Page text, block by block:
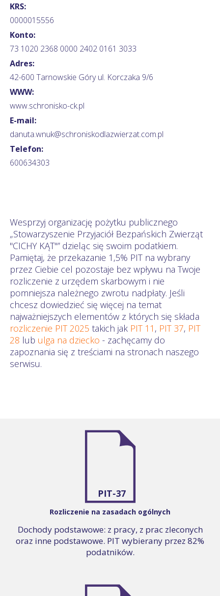
KRS:
0000015556
Konto:
73 1020 2368 0000 2402 0161 3033
Adres:
42-600 Tarnowskie Góry ul. Korczaka 9/6
WWW:
www.schronisko-ck.pl
E-mail:
danuta.wnuk@schroniskodlazwierzat.com.pl
Telefon:
600634303
Wesprzyj organizację pożytku publicznego
„Stowarzyszenie Przyjaciół Bezpańskich Zwierząt
"CICHY KĄT"” dzieląc się swoim podatkiem.
Pamiętaj, że przekazanie 1,5% PIT na wybrany
przez Ciebie cel pozostaje bez wpływu na Twoje
rozliczenie z urzędem skarbowym i nie
pomniejsza należnego zwrotu nadpłaty. Jeśli
chcesz dowiedzieć się więcej na temat
najważniejszych elementów z których się składa
rozliczenie PIT 2025 takich jak PIT 11 , PIT 37, PIT
28 lub ulga na dziecko - zachęcamy do
zapoznania się z treściami na stronach naszego
serwisu.
PIT-37
Rozliczenie na zasadach ogólnych
Dochody podstawowe: z pracy, z prac zleconych
oraz inne podstawowe. PIT wybierany przez 82%
podatników.